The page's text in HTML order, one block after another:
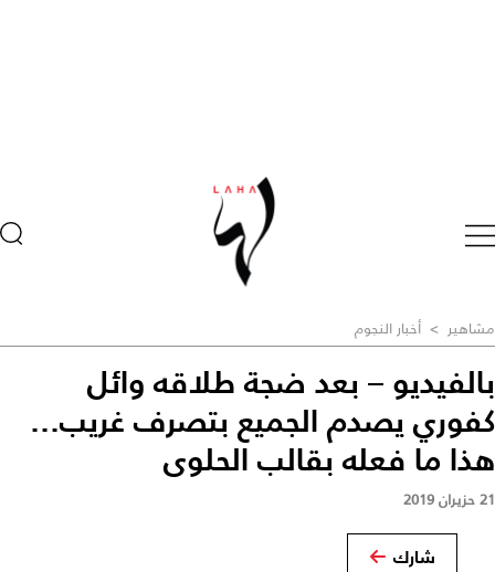
مشاهير > أخبار النجوم
بالفيديو – بعد ضجة طلاقه وائل
كفوري يصدم الجميع بتصرف غريب...
هذا ما فعله بقالب الحلوى
21 حزيران 2019
شارك